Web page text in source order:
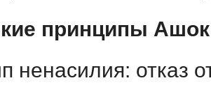
принципы
ненасилия: отказ